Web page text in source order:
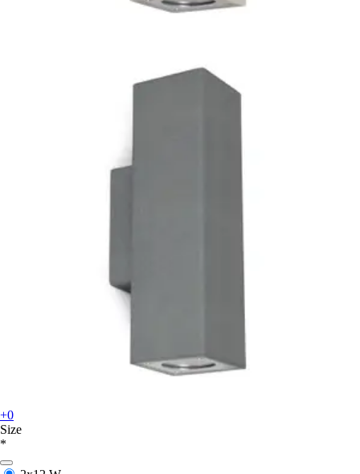
+0
Size
*